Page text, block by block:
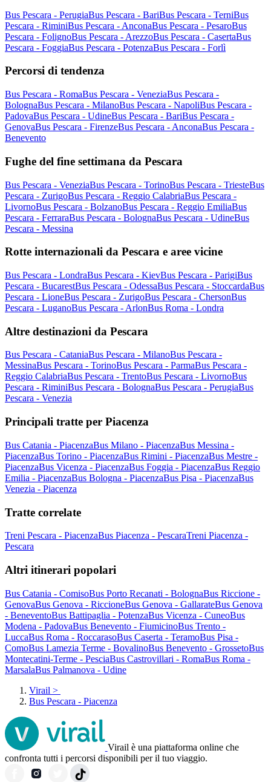
Bus Pescara - PerugiaBus Pescara - BariBus Pescara - TerniBus
Pescara - RiminiBus Pescara - AnconaBus Pescara - PesaroBus
Pescara - FolignoBus Pescara - ArezzoBus Pescara - CasertaBus
Pescara - FoggiaBus Pescara - PotenzaBus Pescara - Forlì
Percorsi di tendenza
Bus Pescara - RomaBus Pescara - VeneziaBus Pescara -
BolognaBus Pescara - MilanoBus Pescara - NapoliBus Pescara -
PadovaBus Pescara - UdineBus Pescara - BariBus Pescara -
GenovaBus Pescara - FirenzeBus Pescara - AnconaBus Pescara -
Benevento
Fughe del fine settimana da Pescara
Bus Pescara - VeneziaBus Pescara - TorinoBus Pescara - TriesteBus
Pescara - ZurigoBus Pescara - Reggio CalabriaBus Pescara -
LivornoBus Pescara - BolzanoBus Pescara - Reggio EmiliaBus
Pescara - FerraraBus Pescara - BolognaBus Pescara - UdineBus
Pescara - Messina
Rotte internazionali da Pescara e aree vicine
Bus Pescara - LondraBus Pescara - KievBus Pescara - ParigiBus
Pescara - BucarestBus Pescara - OdessaBus Pescara - StoccardaBus
Pescara - LioneBus Pescara - ZurigoBus Pescara - ChersonBus
Pescara - LuganoBus Pescara - ArlonBus Roma - Londra
Altre destinazioni da Pescara
Bus Pescara - CataniaBus Pescara - MilanoBus Pescara -
MessinaBus Pescara - TorinoBus Pescara - ParmaBus Pescara -
Reggio CalabriaBus Pescara - TrentoBus Pescara - LivornoBus
Pescara - RiminiBus Pescara - BolognaBus Pescara - PerugiaBus
Pescara - Venezia
Principali tratte per Piacenza
Bus Catania - PiacenzaBus Milano - PiacenzaBus Messina -
PiacenzaBus Torino - PiacenzaBus Rimini - PiacenzaBus Mestre -
PiacenzaBus Vicenza - PiacenzaBus Foggia - PiacenzaBus Reggio
Emilia - PiacenzaBus Bologna - PiacenzaBus Pisa - PiacenzaBus
Venezia - Piacenza
Tratte correlate
Treni Pescara - PiacenzaBus Piacenza - PescaraTreni Piacenza -
Pescara
Altri itinerari popolari
Bus Catania - ComisoBus Porto Recanati - BolognaBus Riccione -
GenovaBus Genova - RiccioneBus Genova - GallarateBus Genova
- BeneventoBus Battipaglia - PotenzaBus Vicenza - CuneoBus
Modena - PadovaBus Benevento - FiumicinoBus Trento -
LuccaBus Roma - RoccarasoBus Caserta - TeramoBus Pisa -
ComoBus Lamezia Terme - BovalinoBus Benevento - GrossetoBus
Montecatini-Terme - PesciaBus Castrovillari - RomaBus Roma -
MarsalaBus Palmanova - Udine
Virail >
Bus Pescara - Piacenza
Virail è una piattaforma online che
confronta tutti i percorsi disponibili per il tuo viaggio.